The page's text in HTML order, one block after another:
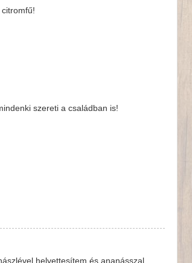
szereti a családban is!
helyettesítem és ananásszal